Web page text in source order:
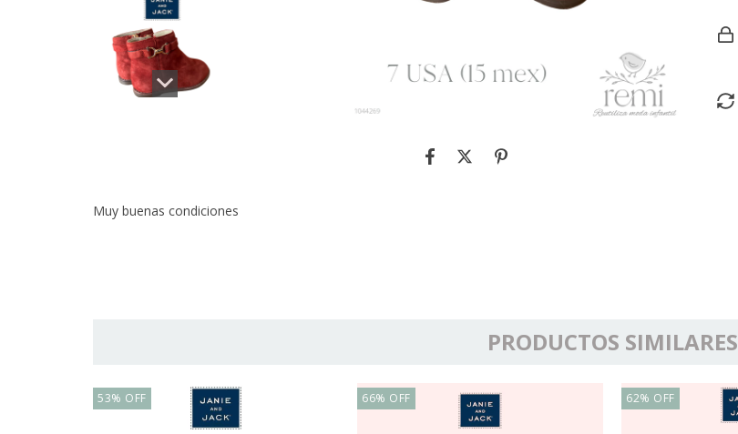
Muy buenas condiciones
PRODUCTOS SIMILARES
53% OFF 66% OFF 62% OFF